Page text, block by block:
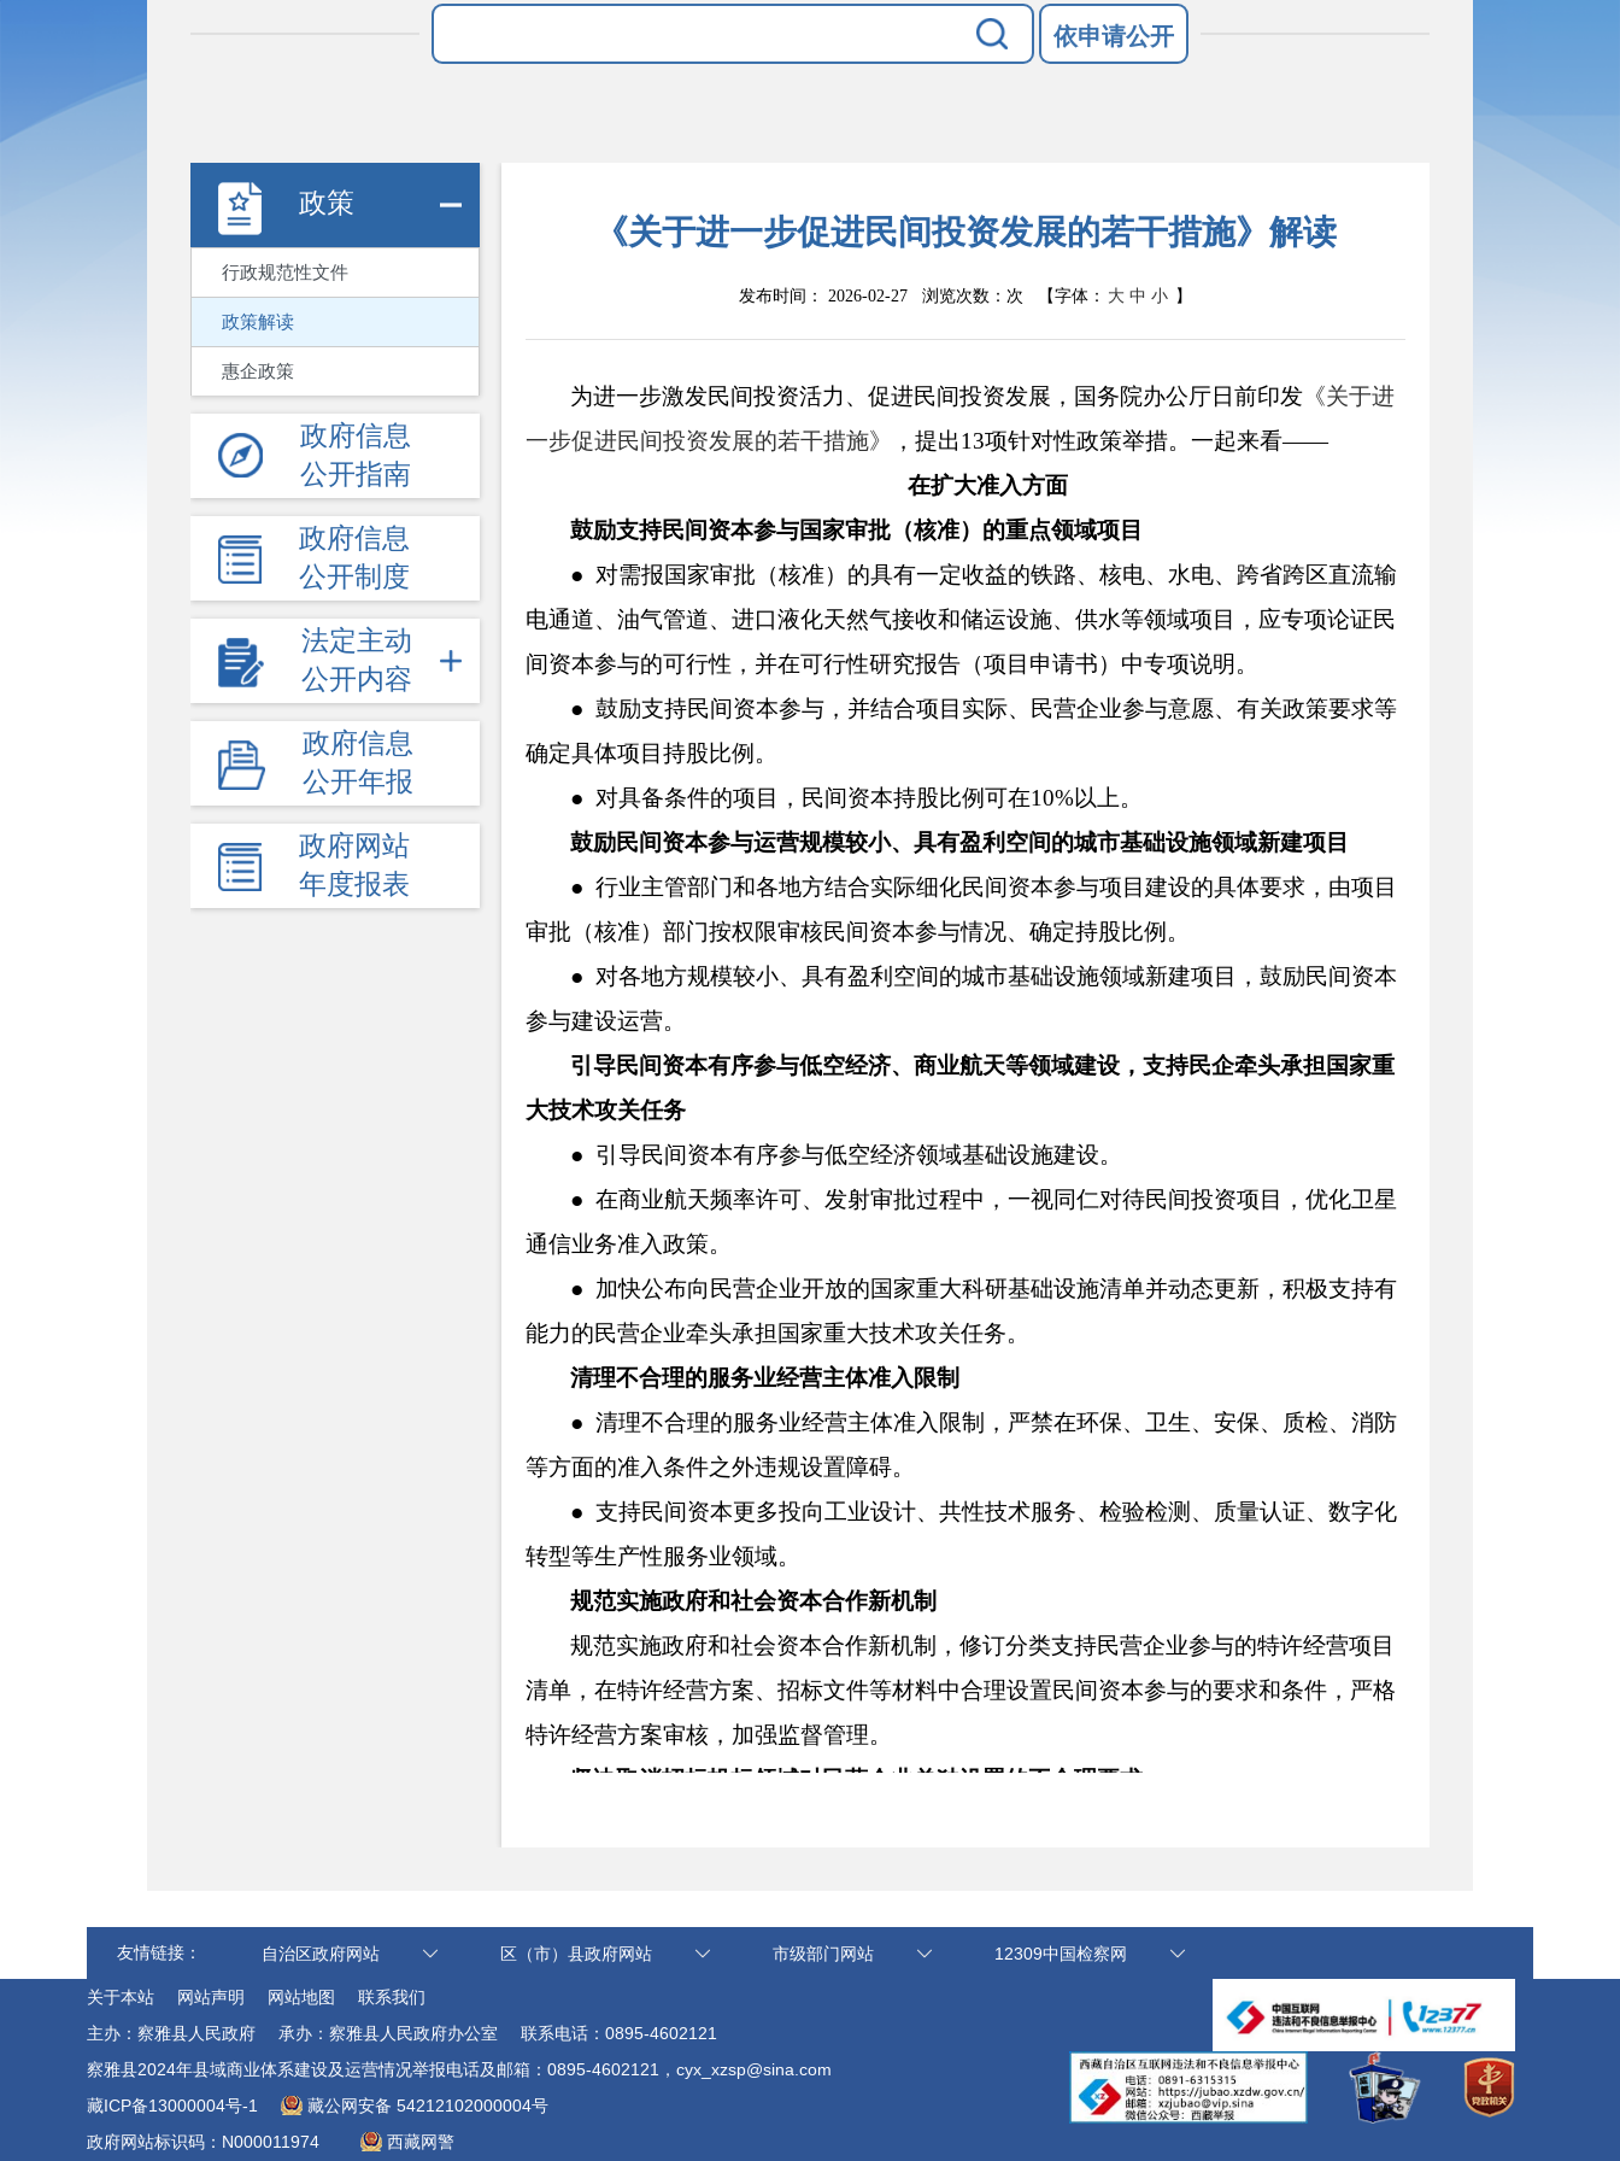
依申请公开
政策
行政规范性文件
政策解读
惠企政策
政府信息
公开指南
政府信息
公开制度
法定主动
公开内容
政府信息
公开年报
政府网站
年度报表
《关于进一步促进民间投资发展的若干措施》解读
发布时间： 2026-02-27 浏览次数： 次 【字体： 大 中 小 】
为进一步激发民间投资活力、促进民间投资发展，国务院办公厅日前印发 《关于进
一步促进民间投资发展的若干措施》
，提出13项针对性政策举措。一起来看——
在扩大准入方面
鼓励支持民间资本参与国家审批（核准）的重点领域项目
● 对需报国家审批（核准）的具有一定收益的铁路、核电、水电、跨省跨区直流输
电通道、油气管道、进口液化天然气接收和储运设施、供水等领域项目，应专项论证民
间资本参与的可行性，并在可行性研究报告（项目申请书）中专项说明。
● 鼓励支持民间资本参与，并结合项目实际、民营企业参与意愿、有关政策要求等
确定具体项目持股比例。
● 对具备条件的项目，民间资本持股比例可在10%以上。
鼓励民间资本参与运营规模较小、具有盈利空间的城市基础设施领域新建项目
● 行业主管部门和各地方结合实际细化民间资本参与项目建设的具体要求，由项目
审批（核准）部门按权限审核民间资本参与情况、确定持股比例。
● 对各地方规模较小、具有盈利空间的城市基础设施领域新建项目，鼓励民间资本
参与建设运营。
引导民间资本有序参与低空经济、商业航天等领域建设，支持民企牵头承担国家重
大技术攻关任务
● 引导民间资本有序参与低空经济领域基础设施建设。
● 在商业航天频率许可、发射审批过程中，一视同仁对待民间投资项目，优化卫星
通信业务准入政策。
● 加快公布向民营企业开放的国家重大科研基础设施清单并动态更新，积极支持有
能力的民营企业牵头承担国家重大技术攻关任务。
清理不合理的服务业经营主体准入限制
● 清理不合理的服务业经营主体准入限制，严禁在环保、卫生、安保、质检、消防
等方面的准入条件之外违规设置障碍。
● 支持民间资本更多投向工业设计、共性技术服务、检验检测、质量认证、数字化
转型等生产性服务业领域。
规范实施政府和社会资本合作新机制
规范实施政府和社会资本合作新机制，修订分类支持民营企业参与的特许经营项目
清单，在特许经营方案、招标文件等材料中合理设置民间资本参与的要求和条件，严格
特许经营方案审核，加强监督管理。
坚决取消招标投标领域对民营企业单独设置的不合理要求
进一步加大政府采购支持中小企业力度
● 对超过400万元的工程采购项目中适宜由中小企业提供的，严格按规定预留该部
分采购项目预算总额的40%以上专门面向中小企业采购，鼓励地方政府结合实际进一步
友情链接： 自治区政府网站 区（市）县政府网站 市级部门网站 12309中国检察网
关于本站 网站声明 网站地图
联系我们
主办：察雅县人民政府
承办：察雅县人民政府办公室
联系电话：0895-4602121
察雅县2024年县域商业体系建设及运营情况举报电话及邮箱：0895-4602121，cyx_xzsp@sina.com
藏ICP备13000004号-1
藏公网安备 54212102000004号
政府网站标识码：N000011974
西藏网警